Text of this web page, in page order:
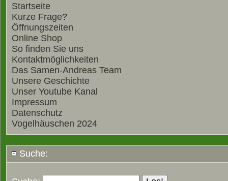
Startseite
Kurze Frage?
Öffnungszeiten
Online Shop
So finden Sie uns
Kontaktmöglichkeiten
Das Samen-Andreas Team
Unsere Geschichte
Unser Youtube Kanal
Impressum
Datenschutz
Vogelhäuschen 2024
Suche: